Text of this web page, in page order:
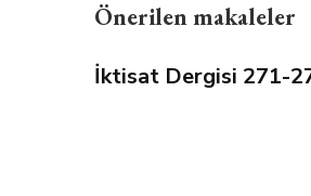
Önerilen makaleler
İktisat Dergisi 271-